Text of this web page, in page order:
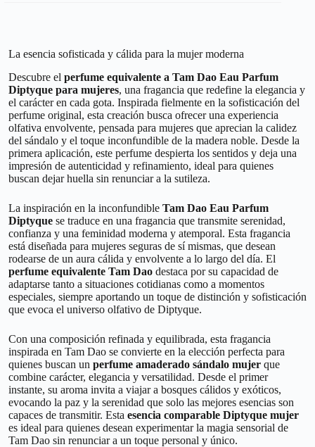
La esencia sofisticada y cálida para la mujer moderna
Descubre el perfume equivalente a Tam Dao Eau Parfum
Diptyque para mujeres, una fragancia que redefine la elegancia y
el carácter en cada gota. Inspirada fielmente en la sofisticación del
perfume original, esta creación busca ofrecer una experiencia
olfativa envolvente, pensada para mujeres que aprecian la calidez
del sándalo y el toque inconfundible de la madera noble. Desde la
primera aplicación, este perfume despierta los sentidos y deja una
impresión de autenticidad y refinamiento, ideal para quienes
buscan dejar huella sin renunciar a la sutileza.
La inspiración en la inconfundible Tam Dao Eau Parfum
Diptyque se traduce en una fragancia que transmite serenidad,
confianza y una feminidad moderna y atemporal. Esta fragancia
está diseñada para mujeres seguras de sí mismas, que desean
rodearse de un aura cálida y envolvente a lo largo del día. El
perfume equivalente Tam Dao destaca por su capacidad de
adaptarse tanto a situaciones cotidianas como a momentos
especiales, siempre aportando un toque de distinción y sofisticación
que evoca el universo olfativo de Diptyque.
Con una composición refinada y equilibrada, esta fragancia
inspirada en Tam Dao se convierte en la elección perfecta para
quienes buscan un perfume amaderado sándalo mujer que
combine carácter, elegancia y versatilidad. Desde el primer
instante, su aroma invita a viajar a bosques cálidos y exóticos,
evocando la paz y la serenidad que solo las mejores esencias son
capaces de transmitir. Esta esencia comparable Diptyque mujer
es ideal para quienes desean experimentar la magia sensorial de
Tam Dao sin renunciar a un toque personal y único.